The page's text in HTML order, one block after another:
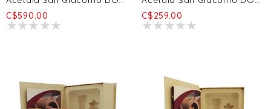
C$590.00
C$259.00